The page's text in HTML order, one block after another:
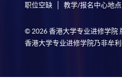
职位空缺 教学/报名中心地点
© 2026 香港大学专业进修学院
香港大学专业进修学院乃非牟